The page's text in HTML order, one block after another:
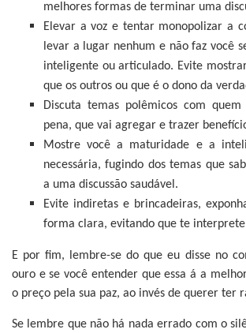
melhores formas de terminar uma
Elevar a voz e tentar monopolizar a
levar a lugar nenhum e não faz você
inteligente ou articulado. Evite
que os outros ou que é o dono da
Discuta temas polêmicos com
pena, que vai agregar e trazer
Mostre você a maturidade e a
necessária, fugindo dos temas que
a uma discussão saudável.
Evite indiretas e brincadeiras,
forma clara, evitando que te
E por fim, lembre-se do que eu disse no
ouro e se você entender que essa á a
o preço pela sua paz, ao invés de querer ter
Se lembre que não há nada errado com o